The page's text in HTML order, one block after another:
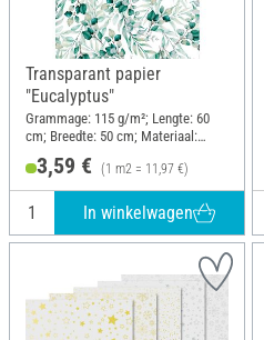
Transparant papier
"Eucalyptus"
Grammage: 115 g/m²; Lengte: 60
cm; Breedte: 50 cm; Materiaal:
3,59 € (1 m2 = 11,97 €)
In winkelwagen